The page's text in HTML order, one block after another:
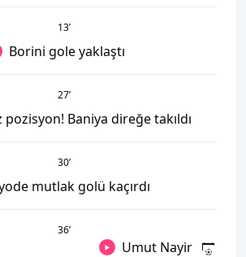
13’
Borini gole yaklaştı
27’
pozisyon! Baniya direğe takıldı
30’
mutlak golü kaçırdı
36’
Umut Nayir